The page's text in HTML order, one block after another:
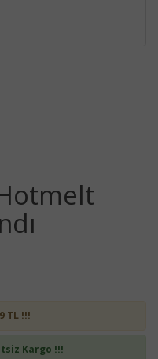
TL !!!
Kargo !!!